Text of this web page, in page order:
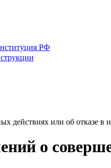
РФ
действиях или об отказе в
о